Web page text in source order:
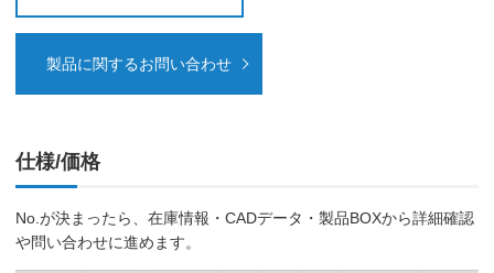
製品に関するお問い合わせ
仕様/価格
No.が決まったら、在庫情報・CADデータ・製品BOXから詳細確認
や問い合わせに進めます。